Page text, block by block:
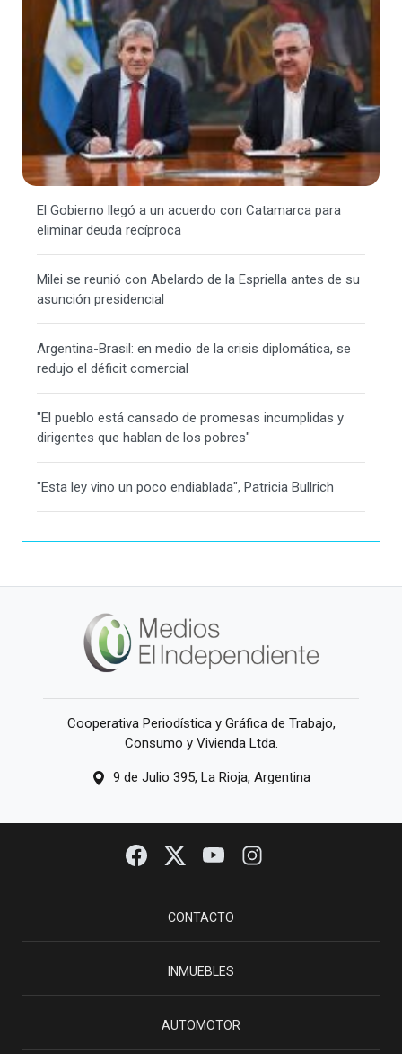
El Gobierno llegó a un acuerdo con Catamarca para
eliminar deuda recíproca
Milei se reunió con Abelardo de la Espriella antes de su
asunción presidencial
Argentina-Brasil: en medio de la crisis diplomática, se
redujo el déficit comercial
"El pueblo está cansado de promesas incumplidas y
dirigentes que hablan de los pobres"
"Esta ley vino un poco endiablada", Patricia Bullrich
Cooperativa Periodística y Gráfica de Trabajo,
Consumo y Vivienda Ltda.
9 de Julio 395, La Rioja, Argentina
CONTACTO
INMUEBLES
AUTOMOTOR